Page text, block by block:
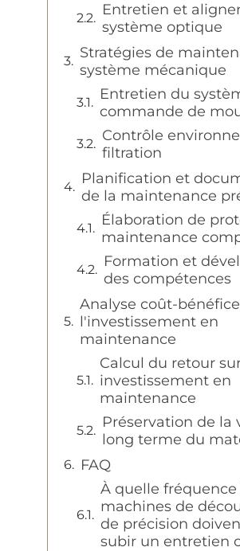
Entretien et
système optique
Stratégies de
système mécanique
Entretien du
commande de
Contrôle
filtration
Planification et
de la maintenance
Élaboration de
maintenance
Formation et
des compétences
Analyse coût-
l'investissement en
maintenance
Calcul du retour
investissement en
maintenance
Préservation de la
long terme du
FAQ
À quelle fréquence
machines de
de précision
subir un entretien